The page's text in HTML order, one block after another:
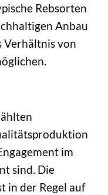
Rebsorten
Anbau
Verhältnis von
im
sind. Die
in der Regel auf